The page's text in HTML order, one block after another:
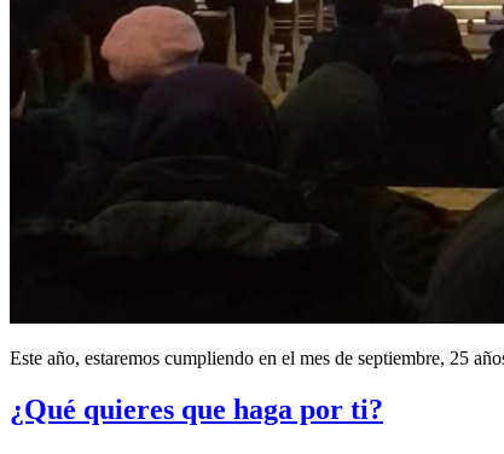
Este año, estaremos cumpliendo en el mes de septiembre, 25
¿Qué quieres que haga por ti?